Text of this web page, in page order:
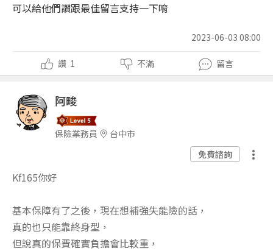
可以給他們讚跟最佳留言支持一下唷
2023-06-03 08:00
讚 1 不滿 留言
阿畯
保險業務員
台中市
免費諮詢
Kf165你好
基本保障有了之後，現在想補強失能險的話，
真的也只能靠終身型，
但說真的保費確實負擔會比較重，